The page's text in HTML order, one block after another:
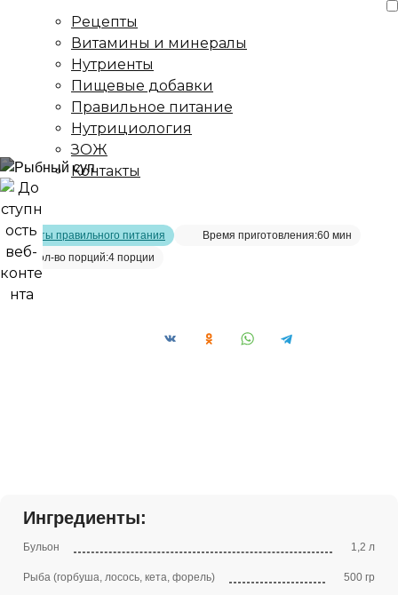
Рецепты
Витамины и минералы
Нутриенты
Пищевые добавки
Правильное питание
Нутрициология
ЗОЖ
Контакты
Главная страница
Рецепты правильного питания Время приготовления:60 мин
Кол-во порций:4 порции
Рыбный суп__
Ингредиенты:
Бульон 1,2 л
Рыба (горбуша, лосось, кета, форель) 500 гр